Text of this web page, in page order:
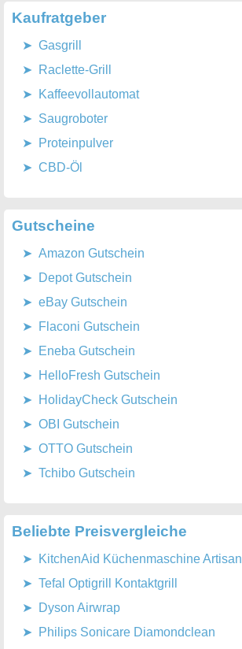
Kaufratgeber
Gasgrill
Raclette-Grill
Kaffeevollautomat
Saugroboter
Proteinpulver
CBD-Öl
Gutscheine
Amazon Gutschein
Depot Gutschein
eBay Gutschein
Flaconi Gutschein
Eneba Gutschein
HelloFresh Gutschein
HolidayCheck Gutschein
OBI Gutschein
OTTO Gutschein
Tchibo Gutschein
Beliebte Preisvergleiche
KitchenAid Küchenmaschine Artisan
Tefal Optigrill Kontaktgrill
Dyson Airwrap
Philips Sonicare Diamondclean